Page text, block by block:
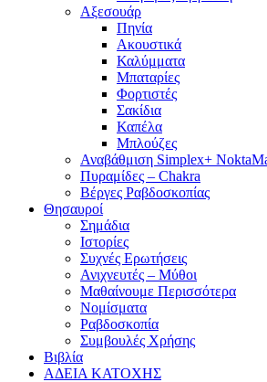
Αξεσουάρ
Πηνία
Ακουστικά
Καλύμματα
Μπαταρίες
Φορτιστές
Σακίδια
Καπέλα
Μπλούζες
Αναβάθμιση Simplex+
Πυραμίδες – Chakra
Βέργες Ραβδοσκοπίας
Θησαυροί
Σημάδια
Ιστορίες
Συχνές Ερωτήσεις
Ανιχνευτές – Μύθοι
Μαθαίνουμε Περισσότερα
Νομίσματα
Ραβδοσκοπία
Συμβουλές Χρήσης
Βιβλία
ΑΔΕΙΑ ΚΑΤΟΧΗΣ